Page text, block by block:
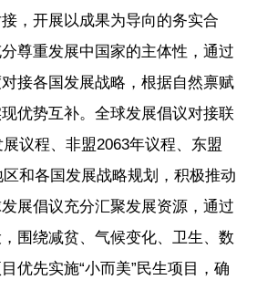
，开展以成果为导向的务实合
尊重发展中国家的主体性，通过
接各国发展战略，根据自然禀赋
优势互补。全球发展倡议对接联
议程、非盟2063年议程、东盟
和各国发展战略规划，积极推动
展倡议充分汇聚发展资源，通过
围绕减贫、气候变化、卫生、数
优先实施“小而美”民生项目，确